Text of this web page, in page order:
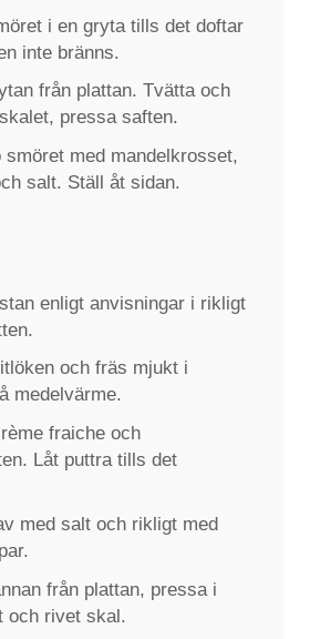
i en gryta tills det doftar
inte bränns.
från plattan. Tvätta och
pressa saften.
smöret med mandelkrosset,
salt. Ställ åt sidan.
enligt anvisningar i rikligt
och fräs mjukt i
medelvärme.
fraiche och
Låt puttra tills det
med salt och rikligt med
från plattan, pressa i
och rivet skal.